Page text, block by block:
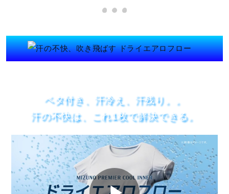
ドライクリーニング禁止
弱い操作によるウエットクリーニン
グができる
サイズ
ベタ付き、汗冷え、汗残り。。
汗の不快は、これ1枚で解決できる。